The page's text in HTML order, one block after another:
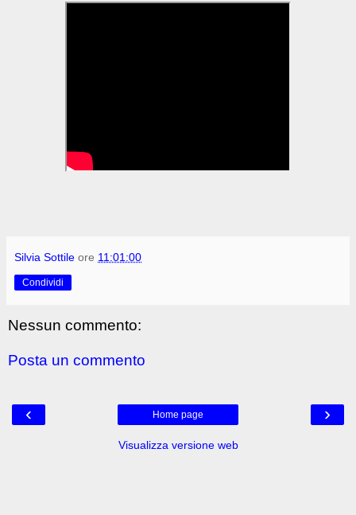
Silvia Sottile ore 11:01:00
Condividi
Nessun commento:
Posta un commento
‹ ›
Home page
Visualizza versione web